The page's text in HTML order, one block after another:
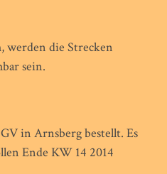
werden die Strecken
sein.
in Arnsberg bestellt. Es
Ende KW 14 2014